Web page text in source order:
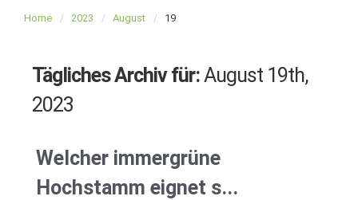
Home 2023 August 19
Tägliches Archiv für:August 19th,
2023
Welcher immergrüne
Hochstamm eignet s...